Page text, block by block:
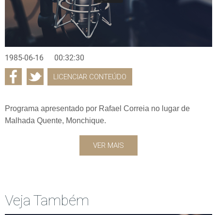
1985-06-16 00:32:30
LICENCIAR CONTEÚDO
Programa apresentado por Rafael Correia no lugar de
Malhada Quente, Monchique.
VER MAIS
Veja Também